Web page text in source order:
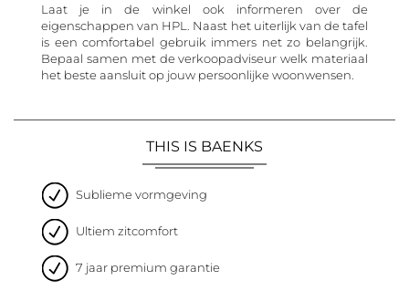
Laat je in de winkel ook informeren over de
eigenschappen van HPL. Naast het uiterlijk van de tafel
is een comfortabel gebruik immers net zo belangrijk.
Bepaal samen met de verkoopadviseur welk materiaal
het beste aansluit op jouw persoonlijke woonwensen.
THIS IS BAENKS
Sublieme vormgeving
Ultiem zitcomfort
7 jaar premium garantie